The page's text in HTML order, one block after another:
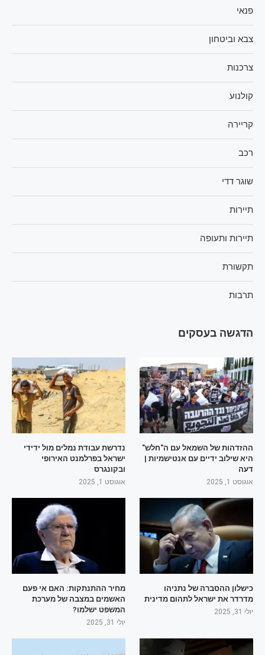
פנאי
צבא וביטחון
צרכנות
קולנוע
קריירה
רכב
שוגר דדי
תיירות
תיירות ותעופה
תקשורת
תרבות
הדגשה בעסקים
ההזדהות של השמאל עם ה"חלש"
היא שילוב ידיים עם אנטישמיות |
דעה
אוגוסט 1, 2025
נדרשת עבודת נמלים מול ידידי
ישראל בפרלמנט האירופי
ובקונגרס
אוגוסט 1, 2025
כישלון ההסברה של נתניהו
מדרדר את ישראל לתהום מדינית
יולי 31, 2025
מחיר ההתנתקות: האם אי פעם
האשמים במצבה של מערכת
המשפט ישלמו?
יולי 31, 2025